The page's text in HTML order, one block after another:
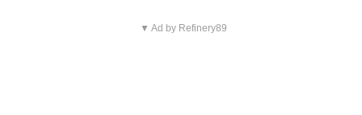
▼ Ad by Refinery89